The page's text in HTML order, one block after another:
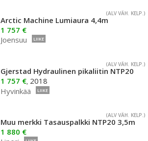
(ALV VÄH. KELP.)
Arctic Machine Lumiaura 4,4m
1 757 €
Joensuu
LIIKE
(ALV VÄH. KELP.)
Gjerstad Hydraulinen pikaliitin NTP20
1 757 €, 2018
Hyvinkää
LIIKE
(ALV VÄH. KELP.)
Muu merkki Tasauspalkki NTP20 3,5m
1 880 €